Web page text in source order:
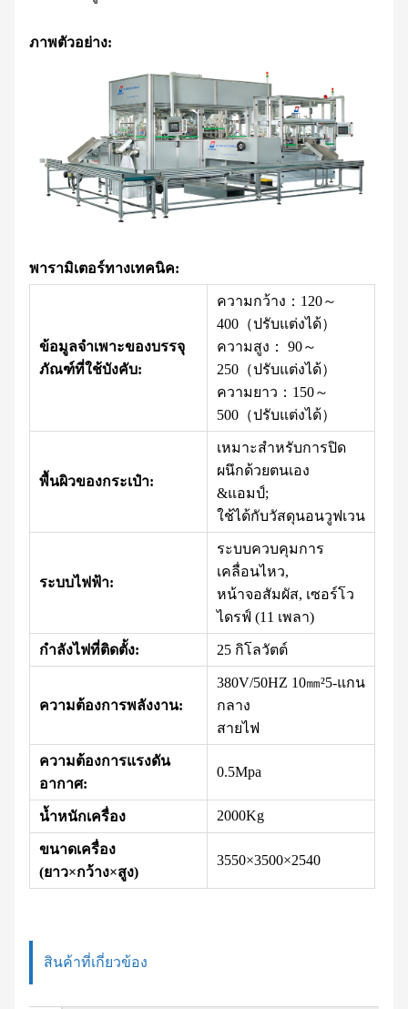
ภาพตัวอย่าง:
พารามิเตอร์ทางเทคนิค:
ข้อมูลจำเพาะของบรรจุ
ภัณฑ์ที่ใช้บังคับ:
ความกว้าง：120～
400（ปรับแต่งได้）
ความสูง： 90～
250（ปรับแต่งได้）
ความยาว：150～
500（ปรับแต่งได้）
พื้นผิวของกระเป๋า:
เหมาะสำหรับการปิด
ผนึกด้วยตนเอง
&แอมป์;
ใช้ได้กับวัสดุนอนวูฟเวน
ระบบไฟฟ้า:
ระบบควบคุมการ
เคลื่อนไหว,
หน้าจอสัมผัส, เซอร์โว
ไดรฟ์ (11 เพลา)
กำลังไฟที่ติดตั้ง: 25 กิโลวัตต์
ความต้องการพลังงาน:
380V/50HZ 10㎜²5-แกน
กลาง
สายไฟ
ความต้องการแรงดัน
อากาศ:
0.5Mpa
น้ำหนักเครื่อง 2000Kg
ขนาดเครื่อง
(ยาว×กว้าง×สูง)
3550×3500×2540
สินค้าที่เกี่ยวข้อง